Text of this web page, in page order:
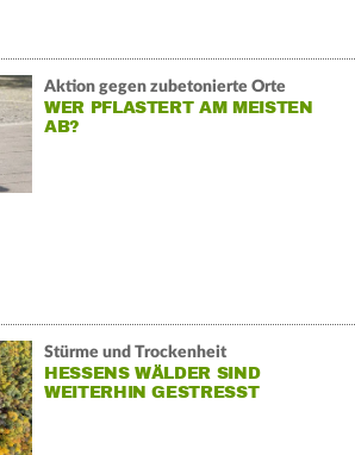
Aktion gegen zubetonierte Orte
WER PFLASTERT AM MEISTEN
AB?
Stürme und Trockenheit
HESSENS WÄLDER SIND
WEITERHIN GESTRESST